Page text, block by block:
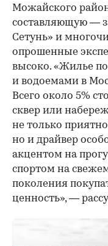
Можайского
составляющую —
Сетунь» и
опрошенные
высоко. «Жилье
и водоемами в
Всего около 5%
сквер или
не только
но и драйвер
акцентом на
спортом на
поколения
ценность», —